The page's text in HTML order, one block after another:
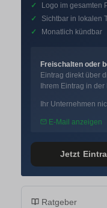
✓
Logo im gesamten
✓
Sichtbar in lokalen
✓
Monatlich kündbar
Freischalten oder
Eintrag direkt über
Ihrem Eintrag in der
Ihr Unternehmen
E-Mail anzeigen
Jetzt
Ratgeber